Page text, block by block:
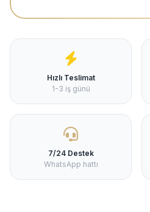
Hızlı Teslimat
1-3 iş günü
7/24 Destek
WhatsApp hattı